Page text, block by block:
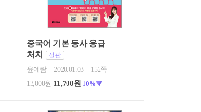
중국어 기본 동사 응급
처치
절판
윤예람
2020.01.03
152쪽
13,000원 11,700원 10%